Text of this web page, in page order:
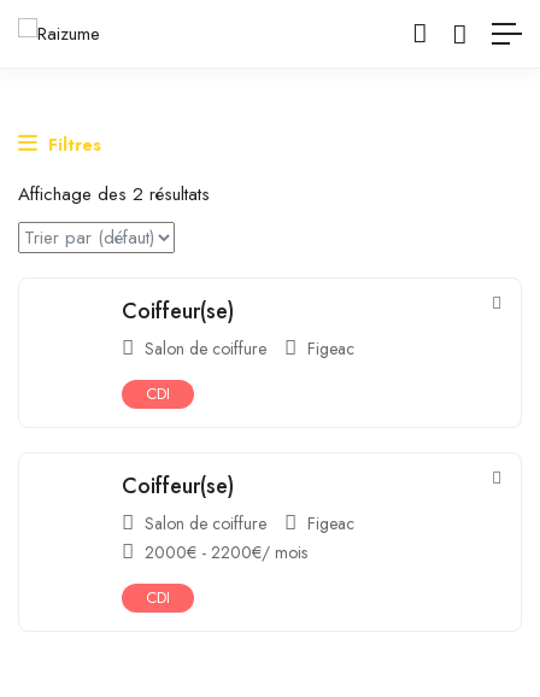
Filtres
Affichage des 2 résultats
Coiffeur(se)
Salon de coiffure Figeac
CDI
Coiffeur(se)
Salon de coiffure
Figeac
2000€ - 2200€/ mois
CDI